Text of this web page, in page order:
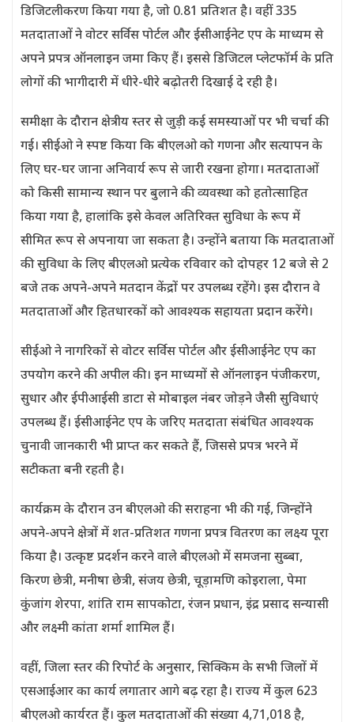
डिजिटलीकरण किया गया है, जो 0.81 प्रतिशत है। वहीं 335
मतदाताओं ने वोटर सर्विस पोर्टल और ईसीआईनेट एप के माध्यम से
अपने प्रपत्र ऑनलाइन जमा किए हैं। इससे डिजिटल प्लेटफॉर्म के प्रति
लोगों की भागीदारी में धीरे-धीरे बढ़ोतरी दिखाई दे रही है।
समीक्षा के दौरान क्षेत्रीय स्तर से जुड़ी कई समस्याओं पर भी चर्चा की
गई। सीईओ ने स्पष्ट किया कि बीएलओ को गणना और सत्यापन के
लिए घर-घर जाना अनिवार्य रूप से जारी रखना होगा। मतदाताओं
को किसी सामान्य स्थान पर बुलाने की व्यवस्था को हतोत्साहित
किया गया है, हालांकि इसे केवल अतिरिक्त सुविधा के रूप में
सीमित रूप से अपनाया जा सकता है। उन्होंने बताया कि मतदाताओं
की सुविधा के लिए बीएलओ प्रत्येक रविवार को दोपहर 12 बजे से 2
बजे तक अपने-अपने मतदान केंद्रों पर उपलब्ध रहेंगे। इस दौरान वे
मतदाताओं और हितधारकों को आवश्यक सहायता प्रदान करेंगे।
सीईओ ने नागरिकों से वोटर सर्विस पोर्टल और ईसीआईनेट एप का
उपयोग करने की अपील की। इन माध्यमों से ऑनलाइन पंजीकरण,
सुधार और ईपीआईसी डाटा से मोबाइल नंबर जोड़ने जैसी सुविधाएं
उपलब्ध हैं। ईसीआईनेट एप के जरिए मतदाता संबंधित आवश्यक
चुनावी जानकारी भी प्राप्त कर सकते हैं, जिससे प्रपत्र भरने में
सटीकता बनी रहती है।
कार्यक्रम के दौरान उन बीएलओ की सराहना भी की गई, जिन्होंने
अपने-अपने क्षेत्रों में शत-प्रतिशत गणना प्रपत्र वितरण का लक्ष्य पूरा
किया है। उत्कृष्ट प्रदर्शन करने वाले बीएलओ में समजना सुब्बा,
किरण छेत्री, मनीषा छेत्री, संजय छेत्री, चूड़ामणि कोइराला, पेमा
कुंजांग शेरपा, शांति राम सापकोटा, रंजन प्रधान, इंद्र प्रसाद सन्यासी
और लक्ष्मी कांता शर्मा शामिल हैं।
वहीं, जिला स्तर की रिपोर्ट के अनुसार, सिक्किम के सभी जिलों में
एसआईआर का कार्य लगातार आगे बढ़ रहा है। राज्य में कुल 623
बीएलओ कार्यरत हैं। कुल मतदाताओं की संख्या 4,71,018 है,